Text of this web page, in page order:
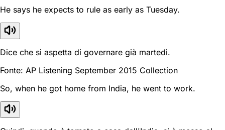
He says he expects to rule as early as Tuesday.
Dice che si aspetta di governare già martedì.
Fonte: AP Listening September 2015 Collection
So, when he got home from India, he went to work.